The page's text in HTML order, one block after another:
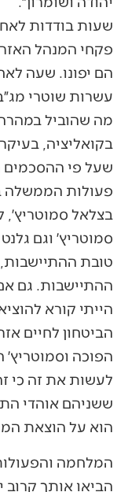
שעות בודדות
פקחי המנהל
הם יפונו. שעה
עשרות שוטרי
מה שהוביל
בקואליציה,
שעל פי ההסכמים
פעולות הממשלה
בצלאל סמוטריץ׳,
סמוטריץ׳ וגם
טובת ההתיישבות,
ההתיישבות. גם
הייתי קורא
הביטחון לחיים
הפוכה וסמוטריץ׳
לעשות את זה כי
ששניהם אוהדי
הוא על הוצאת
המלחמה
הביאו אותך